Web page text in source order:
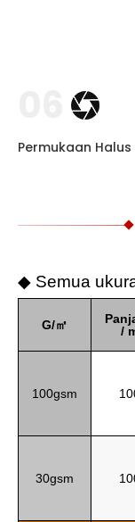
Permukaan Halus
◆ Semua
G/㎡
/
100gsm
30gsm